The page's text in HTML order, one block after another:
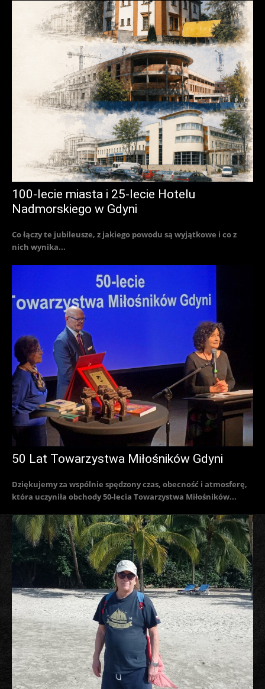
100-lecie miasta i 25-lecie Hotelu
Nadmorskiego w Gdyni
Co łączy te jubileusze, z jakiego powodu są wyjątkowe i co z
nich wynika...
50 Lat Towarzystwa Miłośników Gdyni
Dziękujemy za wspólnie spędzony czas, obecność i atmosferę,
która uczyniła obchody 50-lecia Towarzystwa Miłośników...